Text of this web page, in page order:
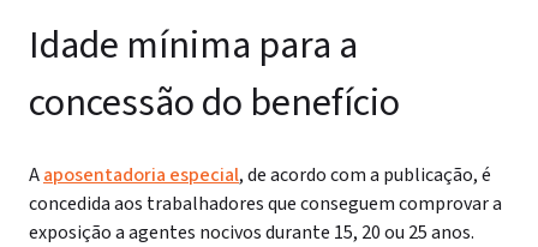
Idade mínima para a
concessão do benefício
Aaposentadoria especial, de acordo com a publicação, é
concedida aos trabalhadores que conseguem comprovar a
exposição a agentes nocivos durante 15, 20 ou 25 anos.